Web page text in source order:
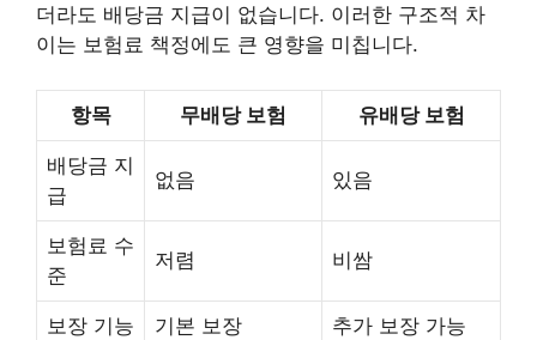
더라도 배당금 지급이 없습니다. 이러한 구조적 차
이는 보험료 책정에도 큰 영향을 미칩니다.
항목 무배당 보험 유배당 보험
배당금 지
급
없음 있음
보험료 수
준
저렴 비쌈
보장 기능 기본 보장 추가 보장 가능